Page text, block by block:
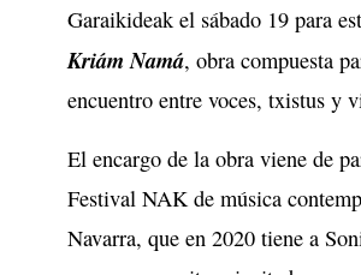
Garaikideak el sábado 19 para
Kriám Namá, obra compuesta
encuentro entre voces, txistus y
El encargo de la obra viene de
Festival NAK de música
Navarra, que en 2020 tiene a